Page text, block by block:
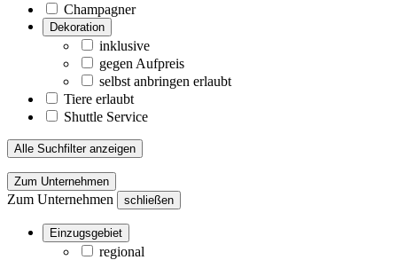
Champagner
Dekoration
inklusive
gegen Aufpreis
selbst anbringen erlaubt
Tiere erlaubt
Shuttle Service
Alle Suchfilter anzeigen
Zum Unternehmen
Zum Unternehmen schließen
Einzugsgebiet
regional